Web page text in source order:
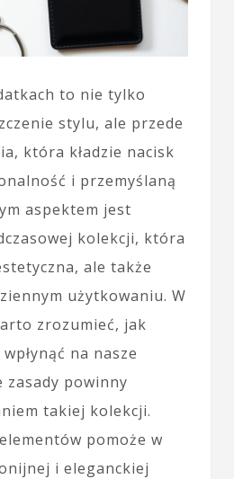
to nie tylko
stylu, ale przede
która kładzie nacisk
i przemyślaną
aspektem jest
kolekcji, która
ale także
użytkowaniu. W
zrozumieć, jak
na nasze
powinny
takiej kolekcji.
pomoże w
i eleganckiej